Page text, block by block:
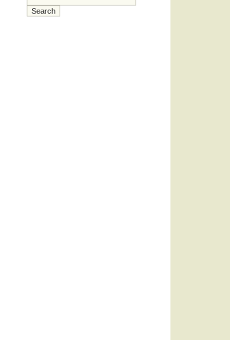
事